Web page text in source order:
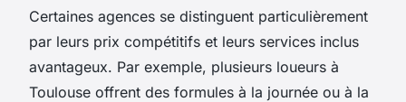
Certaines agences se distinguent particulièrement
par leurs prix compétitifs et leurs services inclus
avantageux. Par exemple, plusieurs loueurs à
Toulouse offrent des formules à la journée ou à la